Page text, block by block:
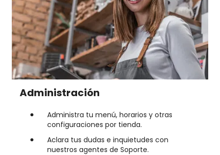
Administración
Administra tu menú, horarios y otras
configuraciones por tienda.
Aclara tus dudas e inquietudes con
nuestros agentes de Soporte.